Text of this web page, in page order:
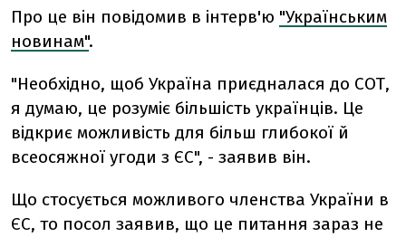
Про це він повідомив в інтерв'ю "Українським
новинам".
"Необхідно, щоб Україна приєдналася до СОТ,
я думаю, це розуміє більшість українців. Це
відкриє можливість для більш глибокої й
всеосяжної угоди з ЄС", - заявив він.
Що стосується можливого членства України в
ЄС, то посол заявив, що це питання зараз не